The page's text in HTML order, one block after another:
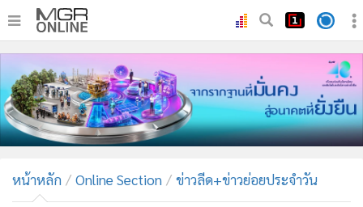
• ทันเหตุการณ์
• ภาคใต้
• ภูมิภาค
• บันเทิง
หน้าหลัก Online Section ข่าวลีด+ข่าวย่อยประจำวัน